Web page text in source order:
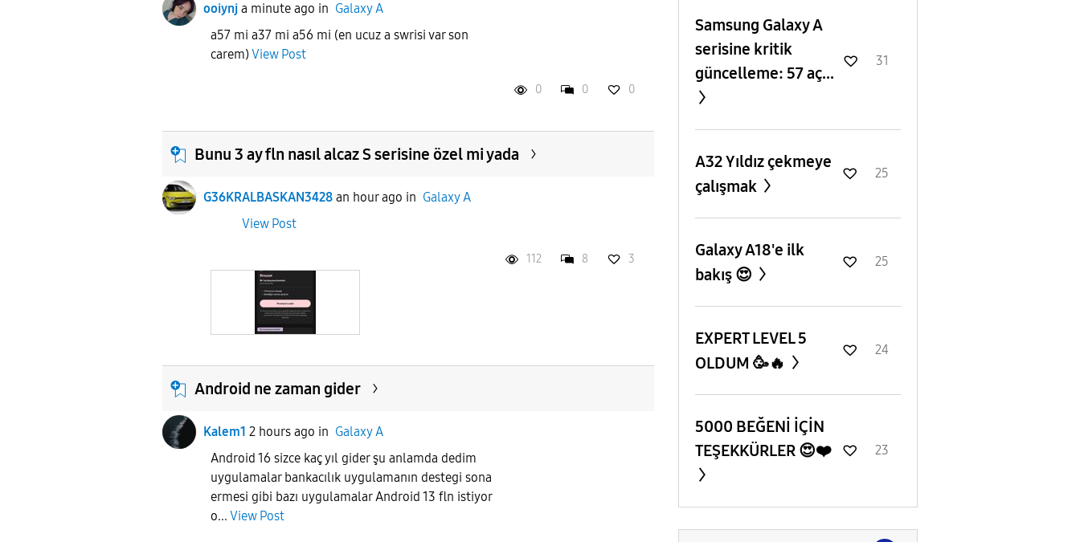
ooiynj a minute ago in Galaxy A
a57 mi a37 mi a56 mi (en ucuz a swrisi var son
carem)View Post
0 0 0
Bunu 3 ay fln nasıl alcaz S serisine özel mi yada
G36KRALBASKAN3428 an hour ago in Galaxy A
View Post
112 8 3
Android ne zaman gider
Kalem1 2 hours ago in Galaxy A
Android 16 sizce kaç yıl gider şu anlamda dedim
uygulamalar bankacılık uygulamanın destegi sona
ermesi gibi bazı uygulamalar Android 13 fln istiyor
o... View Post
Samsung Galaxy A
serisine kritik
güncelleme: 57 aç...
31
A32 Yıldız çekmeye
çalışmak
25
Galaxy A18'e ilk
bakış 😍
25
EXPERT LEVEL 5
OLDUM 🥳🔥
24
5000 BEĞENİ İÇİN
TEŞEKKÜRLER 😍❤️
23